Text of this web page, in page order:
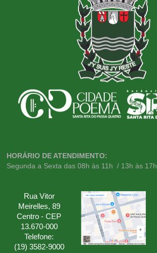
HORÁRIO DE ATENDIMENTO:
Segunda a Sexta das 08h às 11h / 13h às 17h
Rua Vitor
Meirelles, 89
Centro - CEP
13.670-000
Telefone:
(19) 3582-9000